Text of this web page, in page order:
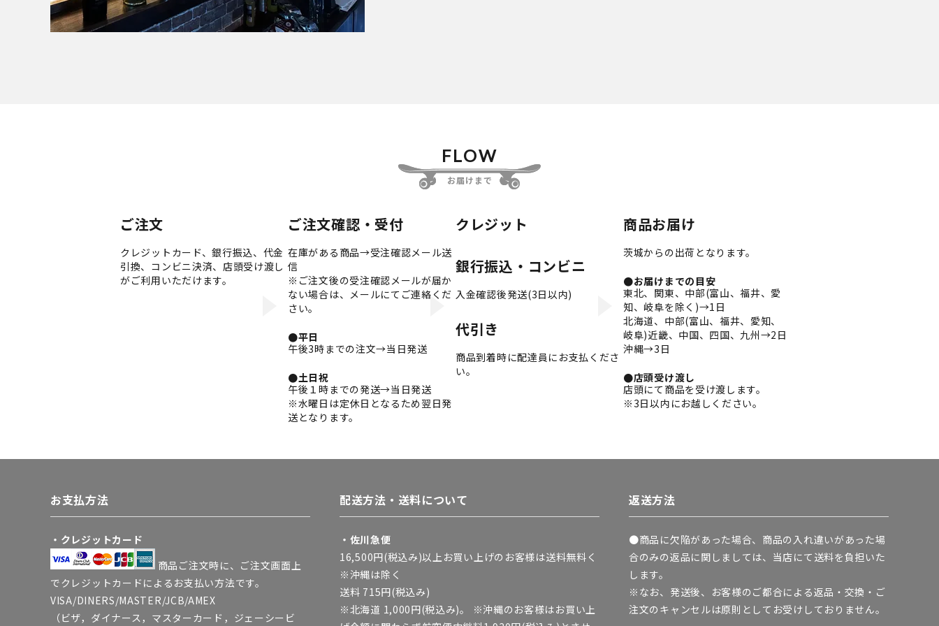
FLOW
お届けまで
ご注文
クレジットカード、銀行振込、代金
引換、コンビニ決済、店頭受け渡し
がご利用いただけます。
ご注文確認・受付
在庫がある商品→受注確認メール送
信
※ご注文後の受注確認メールが届か
ない場合は、メールにてご連絡くだ
さい。
●平日
午後3時までの注文→当日発送
●土日祝
午後１時までの発送→当日発送
※水曜日は定休日となるため翌日発
送となります。
クレジット
銀行振込・コンビニ
入金確認後発送(3日以内)
代引き
商品到着時に配達員にお支払くださ
い。
商品お届け
茨城からの出荷となります。
●お届けまでの目安
東北、関東、中部(富山、福井、愛
知、岐阜を除く)→1日
北海道、中部(富山、福井、愛知、
岐阜)近畿、中国、四国、九州→2日
沖縄→3日
●店頭受け渡し
店頭にて商品を受け渡します。
※3日以内にお越しください。
お支払方法
・クレジットカード
商品ご注文時に、ご注文画面上
でクレジットカードによるお支払い方法です。
VISA/DINERS/MASTER/JCB/AMEX
（ビザ，ダイナース，マスターカード，ジェーシービ
配送方法・送料について
・佐川急便
16,500円(税込み)以上お買い上げのお客様は送料無料く
※沖縄は除く
送料 715円(税込み)
※北海道 1,000円(税込み)。 ※沖縄のお客様はお買い上
返送方法
●商品に欠陥があった場合、商品の入れ違いがあった場
合のみの返品に関しましては、当店にて送料を負担いた
します。
※なお、発送後、お客様のご都合による返品・交換・ご
注文のキャンセルは原則としてお受けしておりません。